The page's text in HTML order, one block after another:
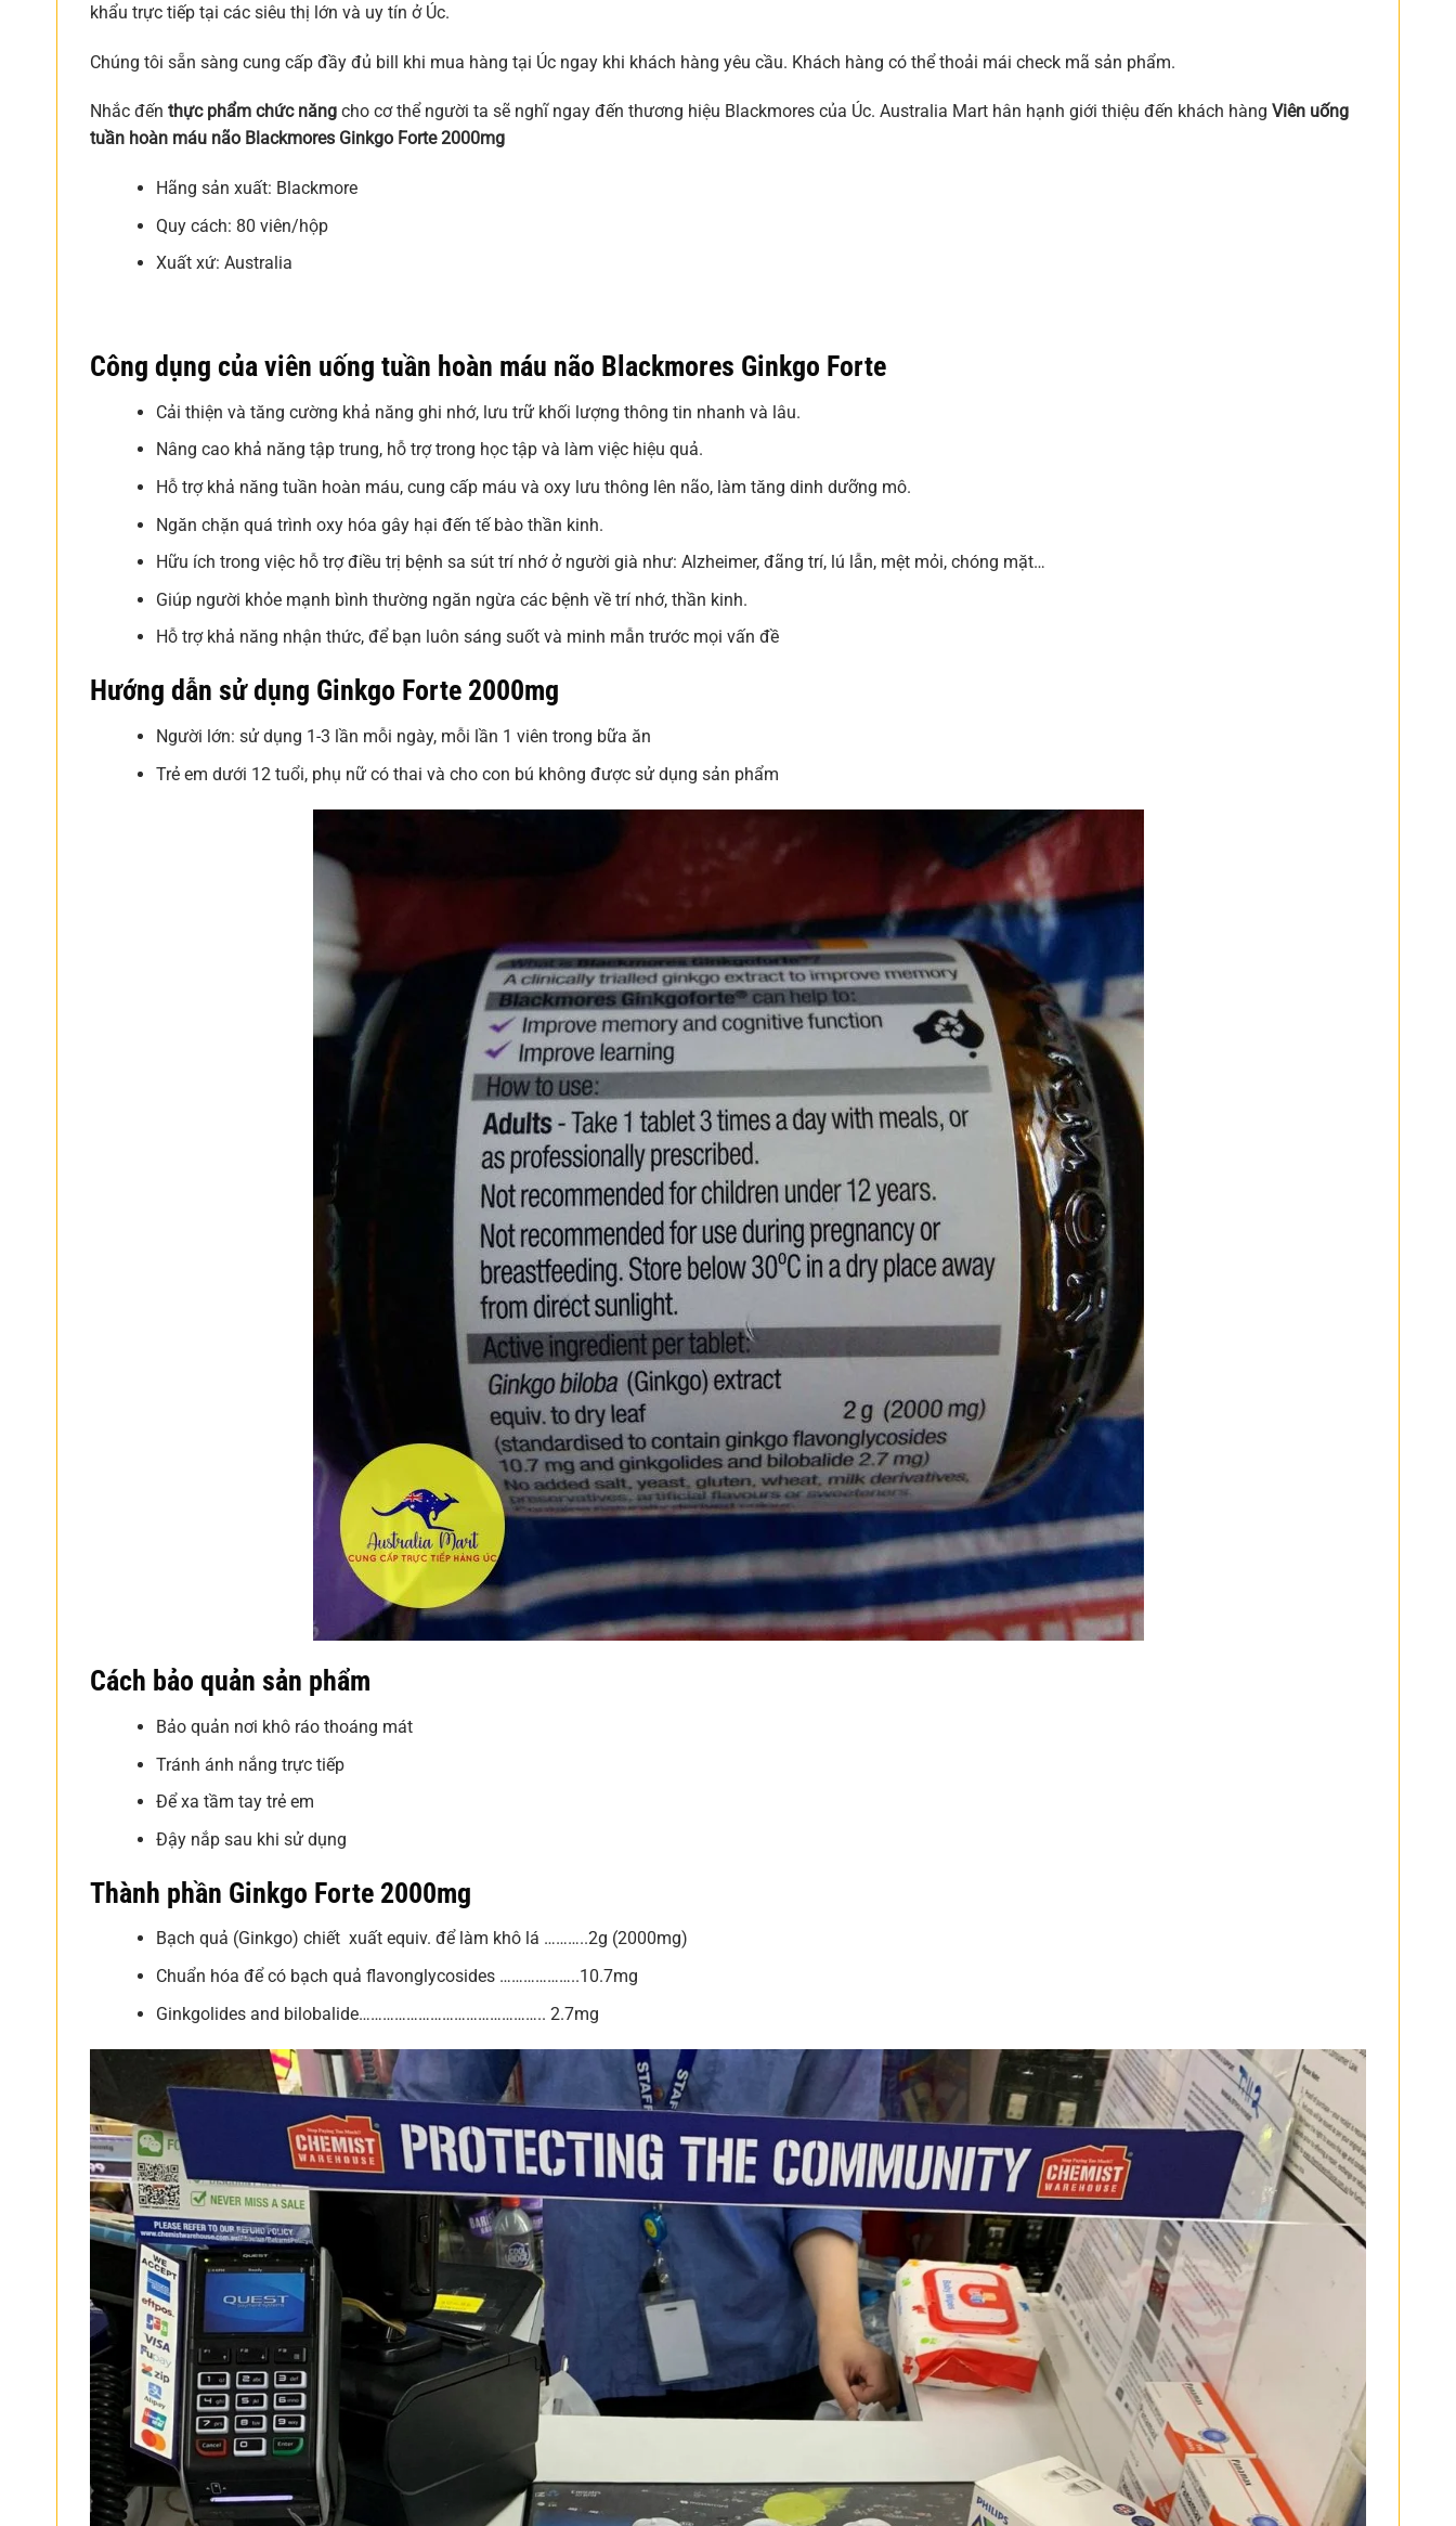
khẩu trực tiếp tại các siêu thị lớn và uy tín ở Úc.
Chúng tôi sẵn sàng cung cấp đầy đủ bill khi mua hàng tại Úc ngay khi khách hàng yêu cầu. Khách hàng có thể thoải mái check mã sản phẩm.
Nhắc đến thực phẩm chức năng cho cơ thể người ta sẽ nghĩ ngay đến thương hiệu Blackmores của Úc. Australia Mart hân hạnh giới thiệu đến khách hàng Viên uống
tuần hoàn máu não Blackmores Ginkgo Forte 2000mg
Hãng sản xuất: Blackmore
Quy cách: 80 viên/hộp
Xuất xứ: Australia
Công dụng của viên uống tuần hoàn máu não Blackmores Ginkgo Forte
Cải thiện và tăng cường khả năng ghi nhớ, lưu trữ khối lượng thông tin nhanh và lâu.
Nâng cao khả năng tập trung, hỗ trợ trong học tập và làm việc hiệu quả.
Hỗ trợ khả năng tuần hoàn máu, cung cấp máu và oxy lưu thông lên não, làm tăng dinh dưỡng mô.
Ngăn chặn quá trình oxy hóa gây hại đến tế bào thần kinh.
Hữu ích trong việc hỗ trợ điều trị bệnh sa sút trí nhớ ở người già như: Alzheimer, đãng trí, lú lẫn, mệt mỏi, chóng mặt…
Giúp người khỏe mạnh bình thường ngăn ngừa các bệnh về trí nhớ, thần kinh.
Hỗ trợ khả năng nhận thức, để bạn luôn sáng suốt và minh mẫn trước mọi vấn đề
Hướng dẫn sử dụng Ginkgo Forte 2000mg
Người lớn: sử dụng 1-3 lần mỗi ngày, mỗi lần 1 viên trong bữa ăn
Trẻ em dưới 12 tuổi, phụ nữ có thai và cho con bú không được sử dụng sản phẩm
Cách bảo quản sản phẩm
Bảo quản nơi khô ráo thoáng mát
Tránh ánh nắng trực tiếp
Để xa tầm tay trẻ em
Đậy nắp sau khi sử dụng
Thành phần Ginkgo Forte 2000mg
Bạch quả (Ginkgo) chiết xuất equiv. để làm khô lá ………..2g (2000mg)
Chuẩn hóa để có bạch quả flavonglycosides ………………..10.7mg
Ginkgolides and bilobalide……………………………………….. 2.7mg